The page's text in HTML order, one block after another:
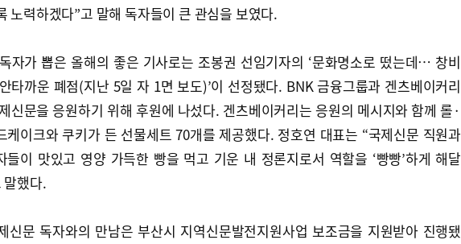
노력하겠다”고 말해 독자들이 큰 관심을 보였다.
자가 뽑은 올해의 좋은 기사로는 조봉권 선임기자의 ‘문화명소로 떴는데… 창비
타까운 폐점(지난 5일 자 1면 보도)’이 선정됐다. BNK 금융그룹과 겐츠베이커리
신문을 응원하기 위해 후원에 나섰다. 겐츠베이커리는 응원의 메시지와 함께 롤·
케이크와 쿠키가 든 선물세트 70개를 제공했다. 정호연 대표는 “국제신문 직원과
들이 맛있고 영양 가득한 빵을 먹고 기운 내 정론지로서 역할을 ‘빵빵’하게 해달
말했다.
신문 독자와의 만남은 부산시 지역신문발전지원사업 보조금을 지원받아 진행됐